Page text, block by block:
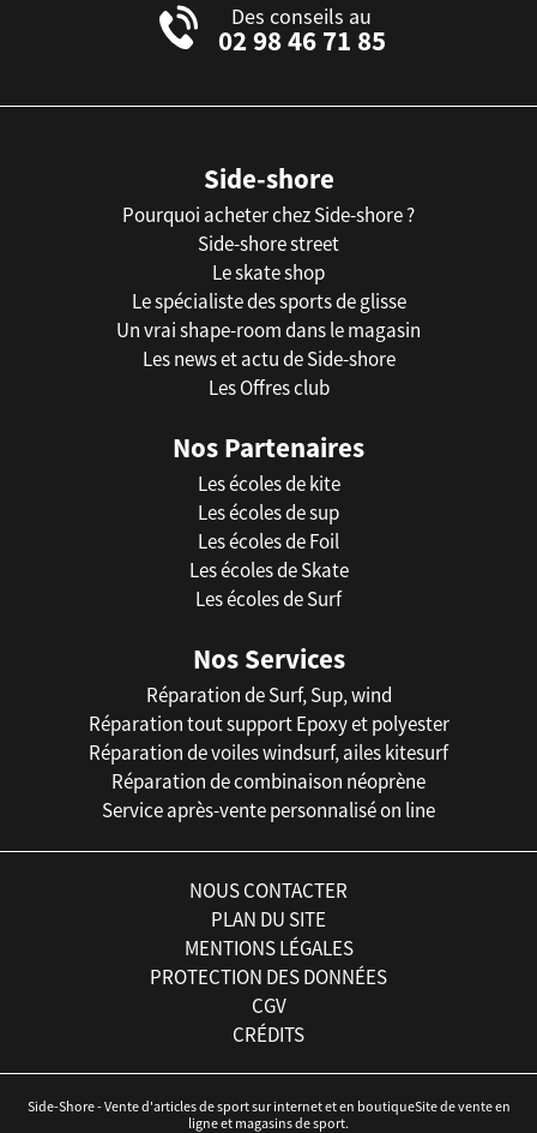
Des conseils au
02 98 46 71 85
Side-shore
Pourquoi acheter chez Side-shore ?
Side-shore street
Le skate shop
Le spécialiste des sports de glisse
Un vrai shape-room dans le magasin
Les news et actu de Side-shore
Les Offres club
Nos Partenaires
Les écoles de kite
Les écoles de sup
Les écoles de Foil
Les écoles de Skate
Les écoles de Surf
Nos Services
Réparation de Surf, Sup, wind
Réparation tout support Epoxy et polyester
Réparation de voiles windsurf, ailes kitesurf
Réparation de combinaison néoprène
Service après-vente personnalisé on line
NOUS CONTACTER
PLAN DU SITE
MENTIONS LÉGALES
PROTECTION DES DONNÉES
CGV
CRÉDITS
Side-Shore - Vente d'articles de sport sur internet et en boutiqueSite de vente en
ligne et magasins de sport.